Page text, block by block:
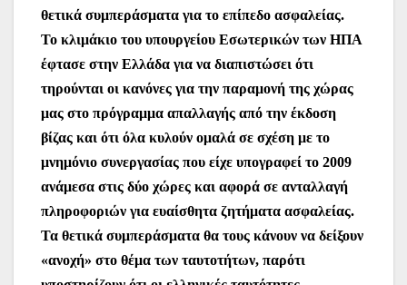
θετικά συμπεράσματα για το επίπεδο ασφαλείας.
Το κλιμάκιο του υπουργείου Εσωτερικών των ΗΠΑ
έφτασε στην Ελλάδα για να διαπιστώσει ότι
τηρούνται οι κανόνες για την παραμονή της χώρας
μας στο πρόγραμμα απαλλαγής από την έκδοση
βίζας και ότι όλα κυλούν ομαλά σε σχέση με το
μνημόνιο συνεργασίας που είχε υπογραφεί το 2009
ανάμεσα στις δύο χώρες και αφορά σε ανταλλαγή
πληροφοριών για ευαίσθητα ζητήματα ασφαλείας.
Τα θετικά συμπεράσματα θα τους κάνουν να δείξουν
«ανοχή» στο θέμα των ταυτοτήτων, παρότι